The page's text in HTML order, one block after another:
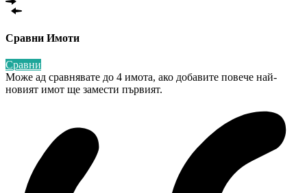
Сравни Имоти
Сравни
Може ад сравнявате до 4 имота, ако добавите повече най-
новият имот ще замести първият.